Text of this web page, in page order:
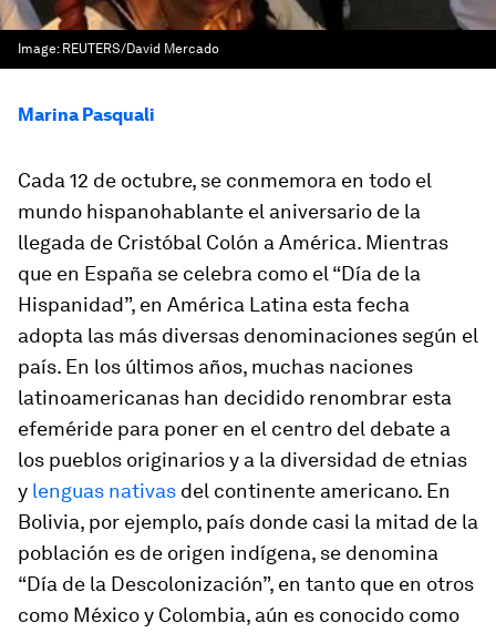
Image: REUTERS/David Mercado
Marina Pasquali
Cada 12 de octubre, se conmemora en todo el
mundo hispanohablante el aniversario de la
llegada de Cristóbal Colón a América. Mientras
que en España se celebra como el “Día de la
Hispanidad”, en América Latina esta fecha
adopta las más diversas denominaciones según el
país. En los últimos años, muchas naciones
latinoamericanas han decidido renombrar esta
efeméride para poner en el centro del debate a
los pueblos originarios y a la diversidad de etnias
y lenguas nativas del continente americano. En
Bolivia, por ejemplo, país donde casi la mitad de la
población es de origen indígena, se denomina
“Día de la Descolonización”, en tanto que en otros
como México y Colombia, aún es conocido como